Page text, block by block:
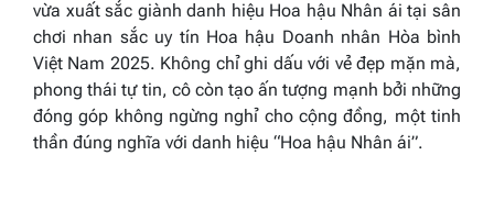
vừa xuất sắc giành danh hiệu Hoa hậu Nhân ái tại sân
chơi nhan sắc uy tín Hoa hậu Doanh nhân Hòa bình
Việt Nam 2025. Không chỉ ghi dấu với vẻ đẹp mặn mà,
phong thái tự tin, cô còn tạo ấn tượng mạnh bởi những
đóng góp không ngừng nghỉ cho cộng đồng, một tinh
thần đúng nghĩa với danh hiệu “Hoa hậu Nhân ái”.